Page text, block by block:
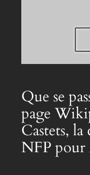
Que se
page
Castets,
NFP pour